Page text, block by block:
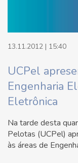
13.11.2012 | 15:40
UCPel
Engenharia
Eletrônica
Na tarde desta
Pelotas (UCPel)
às áreas de